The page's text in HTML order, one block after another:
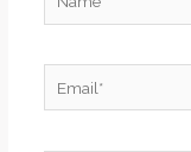
Email*